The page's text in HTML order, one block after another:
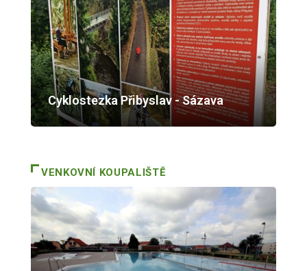
Cyklostezka Přibyslav - Sázava
VENKOVNÍ KOUPALIŠTĚ